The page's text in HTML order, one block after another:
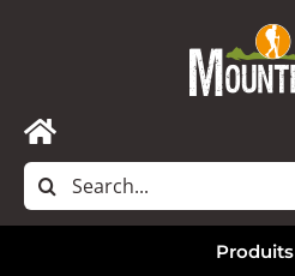
Toggle
Navigation
Accueil
Rechercher:
Produits